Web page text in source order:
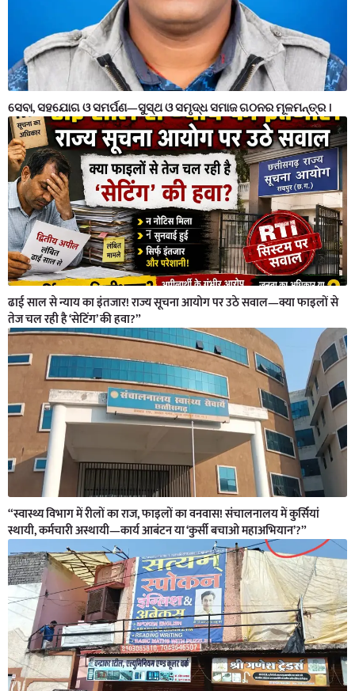
ସେବା, ସହଯୋଗ ଓ ସମର୍ପଣ—ସୁସ୍ଥ ଓ ସମୃଦ୍ଧ ସମାଜ ଗଠନର ମୂଳମନ୍ତ୍ର ।
ढाई साल से न्याय का इंतजार! राज्य सूचना आयोग पर उठे सवाल—क्या फाइलों से
तेज चल रही है ‘सेटिंग’ की हवा?”
“स्वास्थ्य विभाग में रीलों का राज, फाइलों का वनवास! संचालनालय में कुर्सियां
स्थायी, कर्मचारी अस्थायी—कार्य आबंटन या ‘कुर्सी बचाओ महाअभियान’?”